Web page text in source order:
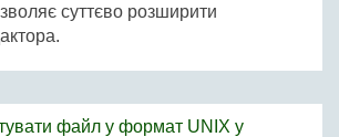
суттєво розширити
файл у формат UNIX у